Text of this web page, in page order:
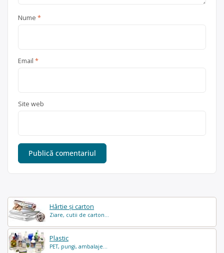
Hârtie și carton
Ziare, cutii de carton...
Plastic
PET, pungi, ambalaje...
Nume *
Email *
Site web